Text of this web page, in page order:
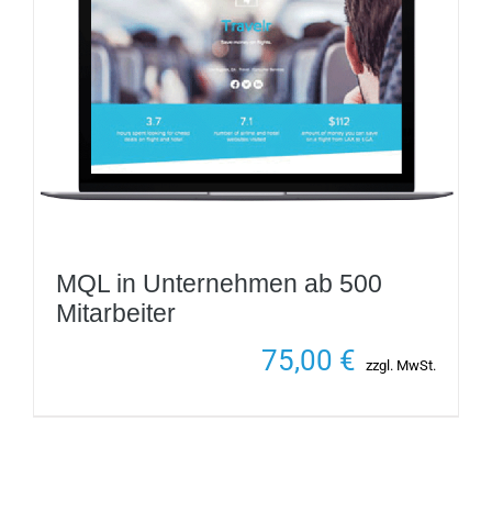
MQL in Unternehmen ab 500
Mitarbeiter
75,00 € zzgl. MwSt.